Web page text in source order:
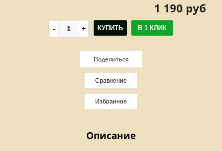
1 190 руб
КУПИТЬ В 1 КЛИК
Поделиться
Сравнение
Избранное
Описание